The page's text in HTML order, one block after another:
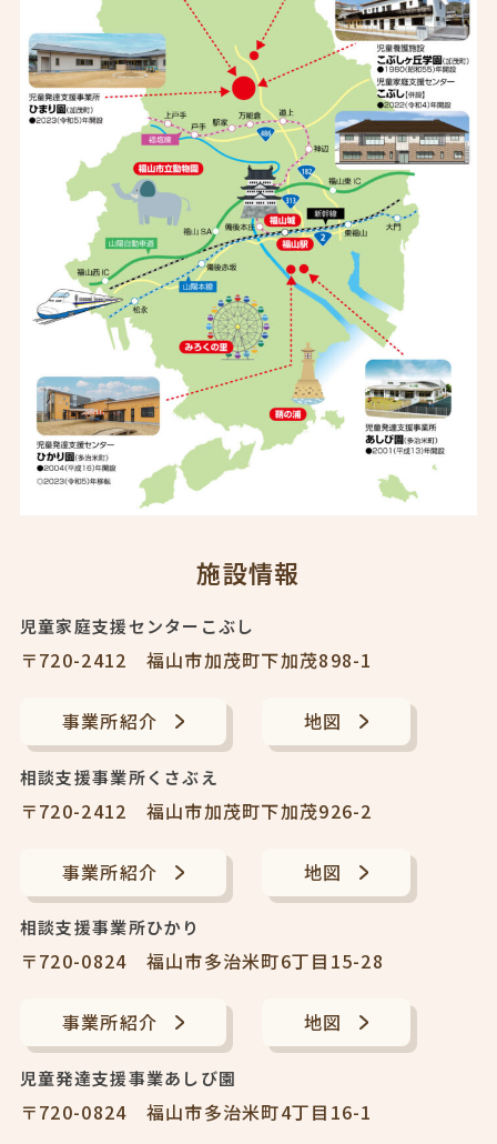
施設情報
児童家庭支援センターこぶし
〒720-2412 福山市加茂町下加茂898-1
事業所紹介 地図
相談支援事業所くさぶえ
〒720-2412 福山市加茂町下加茂926-2
事業所紹介 地図
相談支援事業所ひかり
〒720-0824 福山市多治米町6丁目15-28
事業所紹介 地図
児童発達支援事業あしび園
〒720-0824 福山市多治米町4丁目16-1